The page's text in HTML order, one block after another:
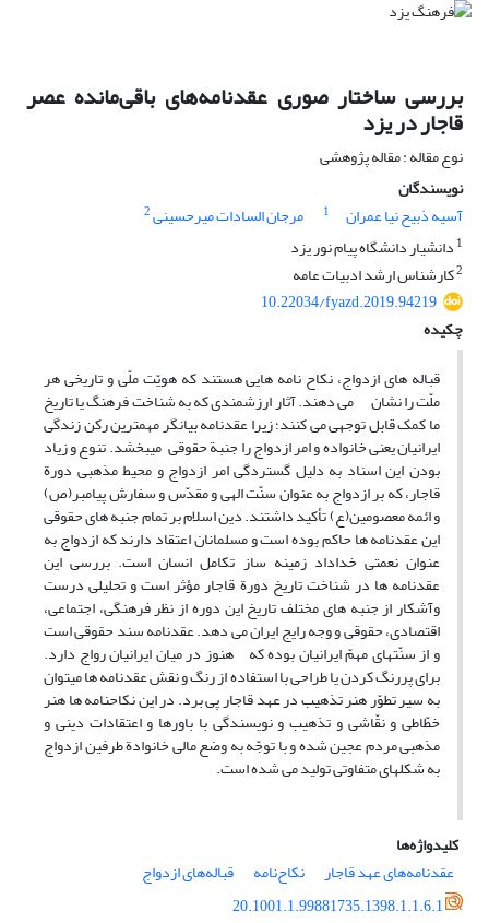
بررسی ساختار صوری عقدنامه‌های باقی‌مانده عصر
قاجار در یزد
نوع مقاله : مقاله پژوهشی
نویسندگان
آسیه ذبیح نیا عمران
1 مرجان السادات میرحسینی2
1 دانشیار دانشگاه پیام نور یزد
2کارشناس ارشد ادبیات عامه
10.22034/fyazd.2019.94219
چکیده
قباله­ های ازدواج، نکاح نامه­ هایی هستند که هویّت ملّی و تاریخی هر
ملّت را نشان می ­دهند. آثار ارزشمندی که به شناخت فرهنگ یا تاریخ
ما کمک قابل توجهی می­ کنند؛ زیرا عقدنامه بیانگر مهمترین رکن زندگی
ایرانیان یعنی خانواده و امر ازدواج را جنبة حقوقی می­بخشد. تنوع و زیاد
بودن این اسناد به دلیل گستردگی امر ازدواج و محیط مذهبی دورة
قاجار، که بر ازدواج به عنوان سنّت الهی و مقدّس و سفارش پیامبر(ص)
و ائمه معصومین(ع) تأکید داشتند. دین اسلام بر تمام جنبه ­های حقوقی
این عقدنامه ها حاکم بوده است و مسلمانان اعتقاد دارند که ازدواج به
عنوان نعمتی خداداد زمینه­ ساز تکامل انسان است. بررسی این
عقدنامه­ ها در شناخت تاریخ دورة قاجار مؤثر است و تحلیلی درست
وآشکار از جنبه­ های مختلف تاریخ این دوره از نظر فرهنگی­، اجتماعی­،
اقتصادی­، حقوقی و وجه رایج ایران می­ دهد. عقدنامه سند حقوقی است
و از سنّت­های مهمّ ایرانیان بوده که هنوز در میان ایرانیان رواج دارد.
برای پررنگ کردن یا طراحی با استفاده از رنگ و نقش عقدنامه­ ها می­توان
به سیر تطوّر هنر تذهیب در عهد قاجار پی برد. در این نکاح­نامه­ ها هنر
خطّاطی و نقّاشی و تذهیب و نویسندگی با باورها و اعتقادات دینی و
مذهبی مردم عجین شده و با توجّه به وضع مالی خانوادة طرفین ازدواج
به شکل­های متفاوتی تولید می­ شده است.
کلیدواژه‌ها
عقدنامه‌های عهد قاجار
نکاح‌نامه
قباله‌های ازدواج
20.1001.1.99881735.1398.1.1.6.1